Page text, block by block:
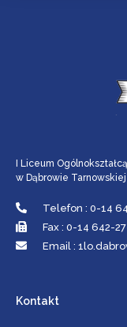
I Liceum
w Dąbrowie Tarnowskiej
Telefon : 0-14
Fax : 0-14 642-
Email :
Kontakt